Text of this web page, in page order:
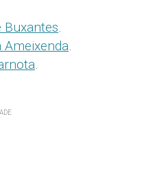
Buxantes.
Ameixenda.
.